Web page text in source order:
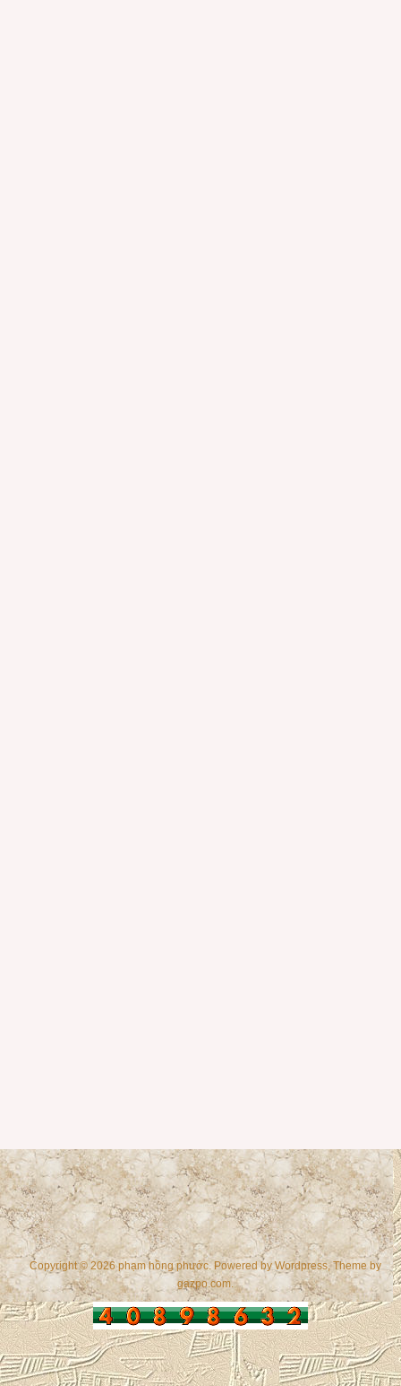
Copyright © 2026 phạm hồng phước. Powered byWordpress, Theme by
gazpo.com.